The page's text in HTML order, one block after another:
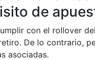
de
con el rollover
De lo contrario,
asociadas.